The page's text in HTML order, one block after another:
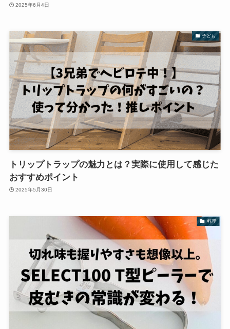
2025年6月4日
子ども
トリップトラップの魅力とは？実際に使用して感じた
おすすめポイント
2025年5月30日
料理